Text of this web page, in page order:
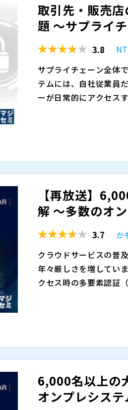
取引先・販売
題 ～サプライ
3.8
サプライチェーン全体
テムには、自社従業員
ーが日常的にアクセス
ら、外部ユーザーが利
要素認証を組み合わ
理下の端末であれば一
変更を把握しづらく
少なくありません。
本セミナーでは、取
末から、どのシステ
体のガバナンスを高め
Webシステムをインタ
NTTドコモビジネス株
マジセミ株式会社（）
【再放送】
解 ～多数のオ
3.7
か
クラウドサービスの普
年々厳しさを増してい
クセス時の多要素認証
ステムに、どの権限で
であるIDaaSのサブス
導入検討時の大きな
いう課題もあります。
本セミナーでは、国
的に統合認証基盤を整
このWebセミナーは、
者による質疑応答がご
6,000名以上の
オンプレシス